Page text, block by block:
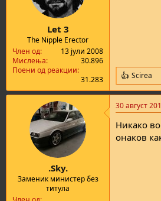
Let 3
The Nipple Erector
Член од
13 јули 2008
Мислења
30.896
Поени од реакции
31.283
R
e
a
c
i
o
Scirea
.Sky.
Заменик министер без
титула
30 август
Никако
онаков